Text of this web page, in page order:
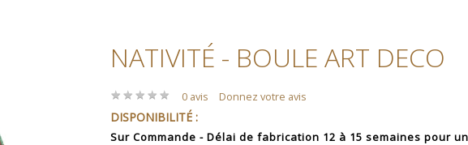
Pendentifs
NATIVITÉ - BOULE ART DECO
★ ★ ★ ★ ★
★ ★ ★ ★ ★ 0 avis Donnez votre avis
DISPONIBILITÉ :
Sur Commande - Délai de fabrication 12 à 15 semaines pour